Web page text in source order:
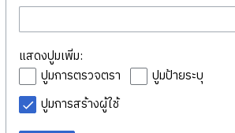
แสดงปูมเพิ่ม:
ปูมการตรวจตรา
ปูมป้ายระบุ
ปูมการสร้างผู้ใช้